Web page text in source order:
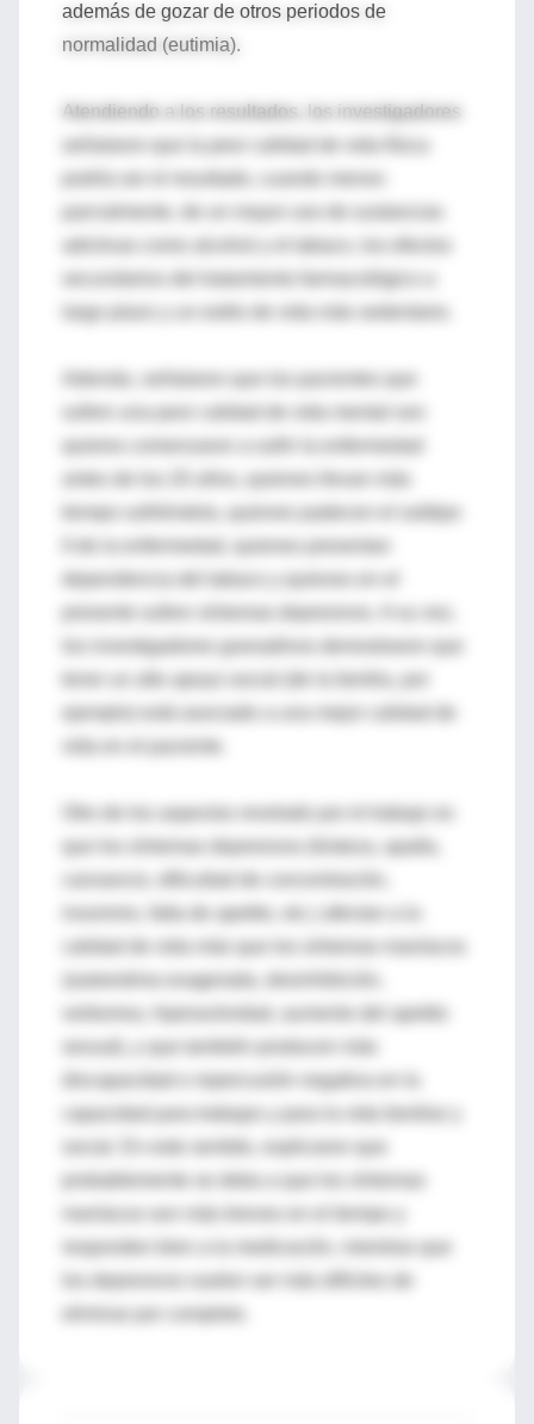
además de gozar de otros periodos de
normalidad (eutimia).
Atendiendo a los resultados, los investigadores
parcialmente, de un mayor uso de sustancias
secundarios del tratamiento farmacológico a
largo plazo y un estilo de vida más sedentario.
tiempo sufriéndola, quienes padecen el subtipo
dependencia del tabaco y quienes en el
los investigadores granadinos demostraron que
tener un alto apoyo social (de la familia, por
Otro de los aspectos revelado por el trabajo es
que los síntomas depresivos (tristeza, apatía,
insomnio, falta de apetito, etc.) afectan a la
(autoestima exagerada, desinhibición,
verborrea, hiperactividad, aumento del apetito
discapacidad o repercusión negativa en la
capacidad para trabajar y para la vida familiar y
maníacos son más breves en el tiempo y